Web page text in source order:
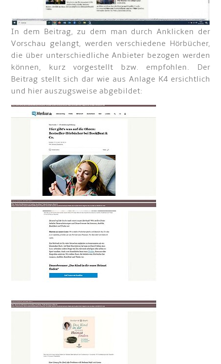
In dem Beitrag, zu dem man durch Anklicken der
Vorschau gelangt, werden verschiedene Hörbücher,
die über unterschiedliche Anbieter bezogen werden
können, kurz vorgestellt bzw. empfohlen. Der
Beitrag stellt sich dar wie aus Anlage K4 ersichtlich
und hier auszugsweise abgebildet: